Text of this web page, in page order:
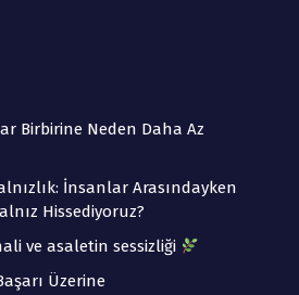
Birbirine Neden Daha Az
İnsanlar Arasındayken
Hissediyoruz?
ve asaletin sessizliği
Üzerine